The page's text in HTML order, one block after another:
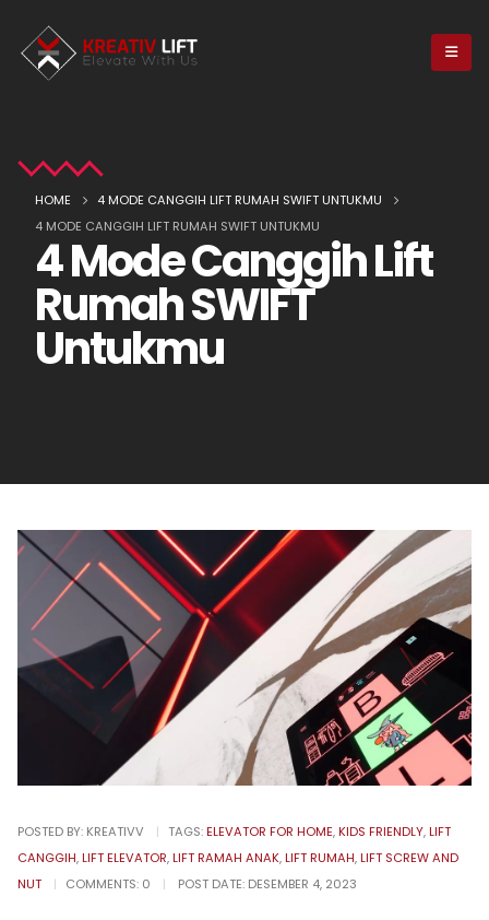
HOME
4 MODE CANGGIH LIFT RUMAH SWIFT UNTUKMU
4 MODE CANGGIH LIFT RUMAH SWIFT UNTUKMU
4 Mode Canggih Lift
Rumah SWIFT
Untukmu
POSTED BY: KREATIVV TAGS:ELEVATOR FOR HOME,KIDS FRIENDLY,LIFT
CANGGIH,LIFT ELEVATOR,LIFT RAMAH ANAK,LIFT RUMAH,LIFT SCREW AND
NUT
COMMENTS: 0 POST DATE: DESEMBER 4, 2023